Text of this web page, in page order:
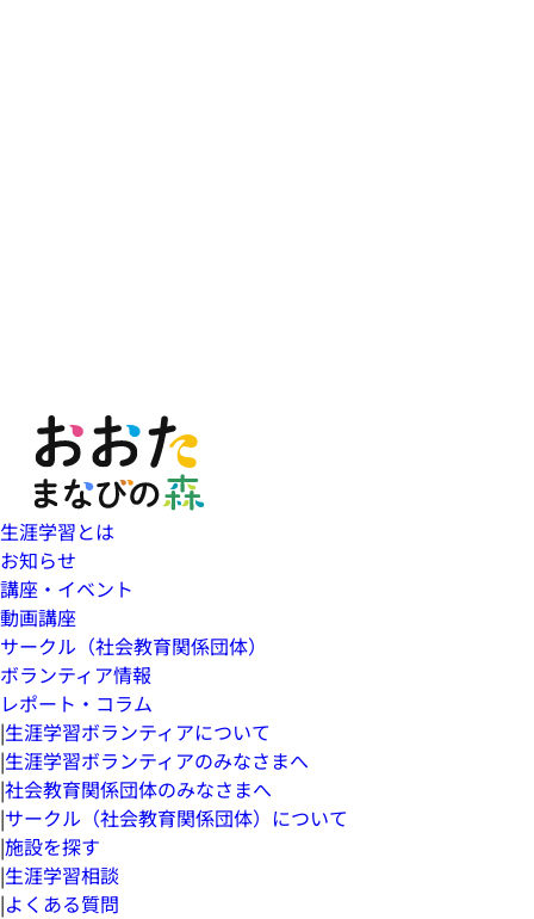
生涯学習とは
お知らせ
講座・イベント
動画講座
サークル（社会教育関係団体）
ボランティア情報
レポート・コラム
|生涯学習ボランティアについて
|生涯学習ボランティアのみなさまへ
|社会教育関係団体のみなさまへ
|サークル（社会教育関係団体）について
|施設を探す
|生涯学習相談
|よくある質問